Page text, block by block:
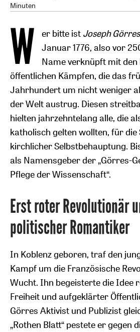
Minuten
W er bitte ist Joseph Görres
Januar 1776, also vor
Name verknüpft mit den
öffentlichen Kämpfen, die das
Jahrhundert um nicht weniger
der Welt austrug. Diesen
hielten jahrzehntelang alle, die
katholisch gelten wollten, für die
kirchlicher Selbstbehauptung.
als Namensgeber der „Görres-
Pflege der Wissenschaft“.
Erst roter Revolutionär
politischer Romantiker
In Koblenz geboren, traf den
Kampf um die Französische
Wucht. Ihn begeisterte die Idee
Freiheit und aufgeklärter
Görres Aktivist und Publizist
„Rothen Blatt“ pestete er gegen